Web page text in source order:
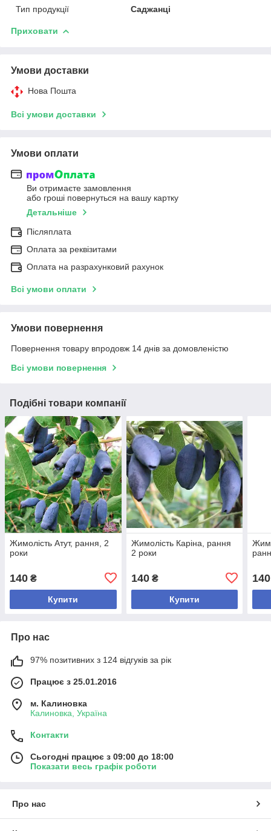
Тип продукції
Саджанці
Приховати
Умови доставки
Нова Пошта
Всі умови доставки
Умови оплати
Ви отримаєте замовлення
або гроші повернуться на вашу картку
Детальніше
Післяплата
Оплата за реквізитами
Оплата на разрахунковий рахунок
Всі умови оплати
Умови повернення
Повернення товару впродовж 14 днів за домовленістю
Всі умови повернення
Подібні товари компанії
Жимолість Атут, рання, 2
роки
140 ₴
Купити
Жимолість Каріна, рання
2 роки
140₴
Купити
140
Про нас
97% позитивних з 124 відгуків за рік
Працює з 25.01.2016
м. Калиновка
Калиновка, Україна
Контакти
Сьогодні працює з 09:00 до 18:00
Показати весь графік роботи
Про нас